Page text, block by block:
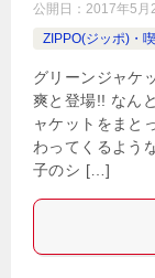
公開日： 2017年5月
ZIPPO(ジッポ)・
グリーンジャケ
爽と登場!! なん
ャケットをまと
わってくるよう
子のシ […]